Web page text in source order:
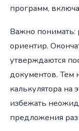
программ,
Важно понимать:
ориентир.
утверждаются
документов. Тем
калькулятора на
избежать
предложения